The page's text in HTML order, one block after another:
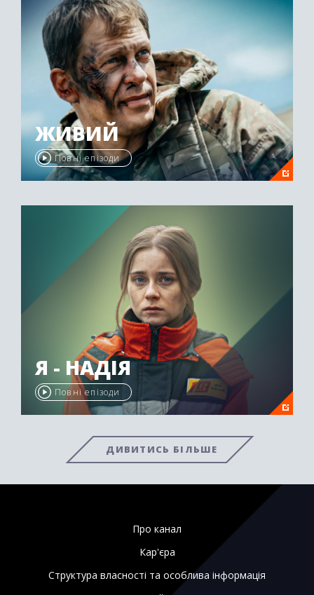
ЖИВИЙ
Повні епізоди
Я - НАДІЯ
Повні епізоди
ДИВИТИСЬ БІЛЬШЕ
Про канал
Кар'єра
Структура власності та особлива інформація